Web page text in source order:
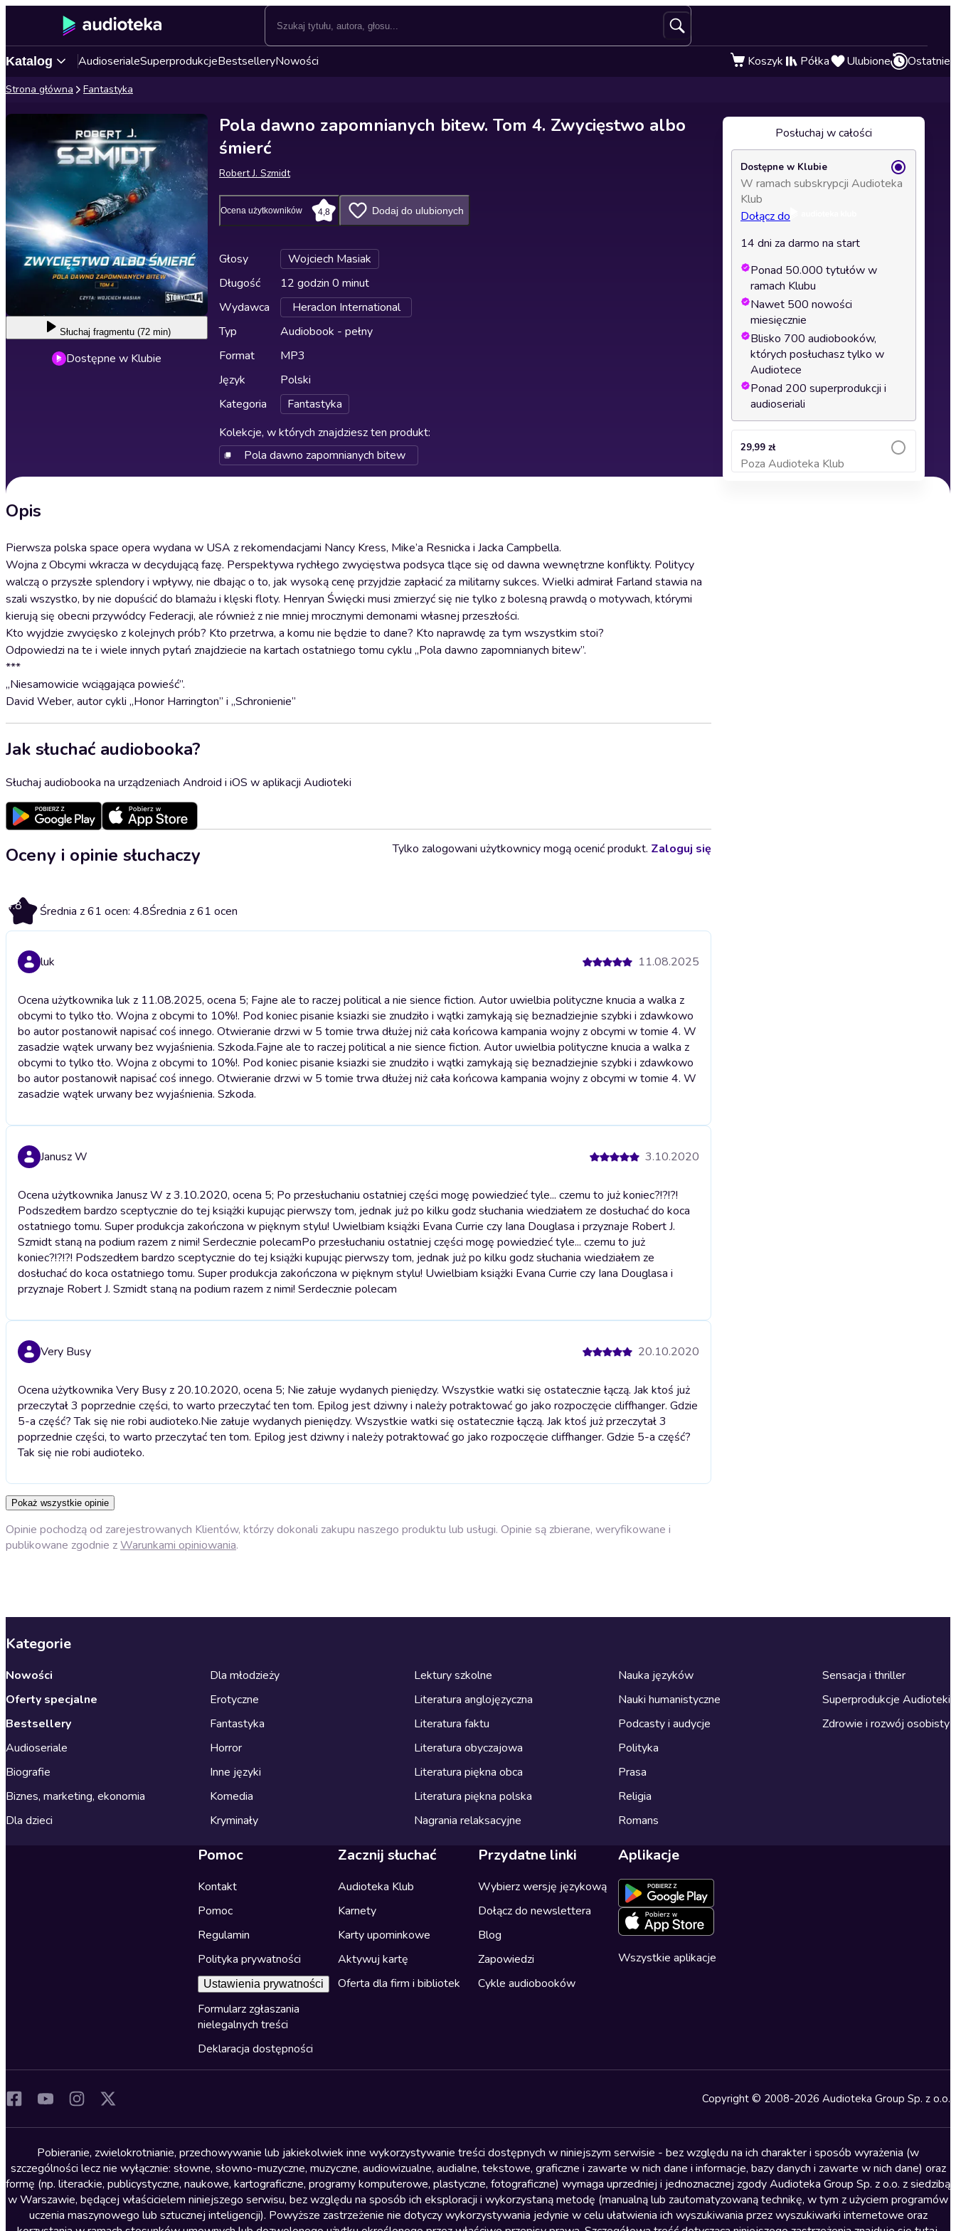
Katalog AudioserialeSuperprodukcjeBestselleryNowości Koszyk Półka Ulubione Ostatnie
Strona główna Fantastyka
Słuchaj fragmentu (72 min)
Dostępne w Klubie
Pola dawno zapomnianych bitew. Tom 4. Zwycięstwo albo
śmierć
Robert J. Szmidt
Ocena użytkowników 4,8 Dodaj do ulubionych
Głosy
Wojciech Masiak
Długość
12 godzin 0 minut
Wydawca
Heraclon International
Typ
Audiobook - pełny
Format
MP3
Język
Polski
Kategoria
Fantastyka
Kolekcje, w których znajdziesz ten produkt:
Pola dawno zapomnianych bitew
Opis
Pierwsza polska space opera wydana w USA z rekomendacjami Nancy Kress, Mike’a Resnicka i Jacka Campbella.
Wojna z Obcymi wkracza w decydującą fazę. Perspektywa rychłego zwycięstwa podsyca tlące się od dawna wewnętrzne konflikty. Politycy
walczą o przyszłe splendory i wpływy, nie dbając o to, jak wysoką cenę przyjdzie zapłacić za militarny sukces. Wielki admirał Farland stawia na
szali wszystko, by nie dopuścić do blamażu i klęski floty. Henryan Święcki musi zmierzyć się nie tylko z bolesną prawdą o motywach, którymi
kierują się obecni przywódcy Federacji, ale również z nie mniej mrocznymi demonami własnej przeszłości.
Kto wyjdzie zwycięsko z kolejnych prób? Kto przetrwa, a komu nie będzie to dane? Kto naprawdę za tym wszystkim stoi?
Odpowiedzi na te i wiele innych pytań znajdziecie na kartach ostatniego tomu cyklu „Pola dawno zapomnianych bitew”.
***
„Niesamowicie wciągająca powieść”.
David Weber, autor cykli „Honor Harrington” i „Schronienie”
Jak słuchać audiobooka?
Słuchaj audiobooka na urządzeniach Android i iOS w aplikacji Audioteki
Oceny i opinie słuchaczy
4.8 Średnia z 61 ocen: 4.8Średnia z 61 ocen
Tylko zalogowani użytkownicy mogą ocenić produkt. Zaloguj się
luk 11.08.2025
Ocena użytkownika luk z 11.08.2025, ocena 5; Fajne ale to raczej political a nie sience fiction. Autor uwielbia polityczne knucia a walka z
obcymi to tylko tło. Wojna z obcymi to 10%!. Pod koniec pisanie ksiazki sie znudziło i wątki zamykają się beznadziejnie szybki i zdawkowo
bo autor postanowił napisać coś innego. Otwieranie drzwi w 5 tomie trwa dłużej niż cała końcowa kampania wojny z obcymi w tomie 4. W
zasadzie wątek urwany bez wyjaśnienia. Szkoda.Fajne ale to raczej political a nie sience fiction. Autor uwielbia polityczne knucia a walka z
obcymi to tylko tło. Wojna z obcymi to 10%!. Pod koniec pisanie ksiazki sie znudziło i wątki zamykają się beznadziejnie szybki i zdawkowo
bo autor postanowił napisać coś innego. Otwieranie drzwi w 5 tomie trwa dłużej niż cała końcowa kampania wojny z obcymi w tomie 4. W
zasadzie wątek urwany bez wyjaśnienia. Szkoda.
Janusz W 3.10.2020
Ocena użytkownika Janusz W z 3.10.2020, ocena 5; Po przesłuchaniu ostatniej części mogę powiedzieć tyle... czemu to już koniec?!?!?!
Podszedłem bardzo sceptycznie do tej książki kupując pierwszy tom, jednak już po kilku godz słuchania wiedziałem ze dosłuchać do koca
ostatniego tomu. Super produkcja zakończona w pięknym stylu! Uwielbiam książki Evana Currie czy Iana Douglasa i przyznaje Robert J.
Szmidt staną na podium razem z nimi! Serdecznie polecamPo przesłuchaniu ostatniej części mogę powiedzieć tyle... czemu to już
koniec?!?!?! Podszedłem bardzo sceptycznie do tej książki kupując pierwszy tom, jednak już po kilku godz słuchania wiedziałem ze
dosłuchać do koca ostatniego tomu. Super produkcja zakończona w pięknym stylu! Uwielbiam książki Evana Currie czy Iana Douglasa i
przyznaje Robert J. Szmidt staną na podium razem z nimi! Serdecznie polecam
Very Busy 20.10.2020
Ocena użytkownika Very Busy z 20.10.2020, ocena 5; Nie załuje wydanych pieniędzy. Wszystkie watki się ostatecznie łączą. Jak ktoś już
przeczytał 3 poprzednie części, to warto przeczytać ten tom. Epilog jest dziwny i należy potraktować go jako rozpoczęcie cliffhanger. Gdzie
5-a część? Tak się nie robi audioteko.Nie załuje wydanych pieniędzy. Wszystkie watki się ostatecznie łączą. Jak ktoś już przeczytał 3
poprzednie części, to warto przeczytać ten tom. Epilog jest dziwny i należy potraktować go jako rozpoczęcie cliffhanger. Gdzie 5-a część?
Tak się nie robi audioteko.
Pokaż wszystkie opinie
Opinie pochodzą od zarejestrowanych Klientów, którzy dokonali zakupu naszego produktu lub usługi. Opinie są zbierane, weryfikowane i
publikowane zgodnie zWarunkami opiniowania.
Posłuchaj w całości
Dostępne w Klubie
W ramach subskrypcji Audioteka
Klub
Dołącz do
14 dni za darmo na start
Ponad 50.000 tytułów w
ramach Klubu
Nawet 500 nowości
miesięcznie
Blisko 700 audiobooków,
których posłuchasz tylko w
Audiotece
Ponad 200 superprodukcji i
audioseriali
29,99 zł
Poza Audioteka Klub
Dodaj do koszyka
Kategorie
Nowości
Oferty specjalne
Bestsellery
Audioseriale
Biografie
Biznes, marketing, ekonomia
Dla dzieci
Dla młodzieży
Erotyczne
Fantastyka
Horror
Inne języki
Komedia
Kryminały
Lektury szkolne
Literatura anglojęzyczna
Literatura faktu
Literatura obyczajowa
Literatura piękna obca
Literatura piękna polska
Nagrania relaksacyjne
Nauka języków
Nauki humanistyczne
Podcasty i audycje
Polityka
Prasa
Religia
Romans
Sensacja i thriller
Superprodukcje Audioteki
Zdrowie i rozwój osobisty
Pomoc
Kontakt
Pomoc
Regulamin
Polityka prywatności
Ustawienia prywatności
Formularz zgłaszania
nielegalnych treści
Deklaracja dostępności
Zacznij słuchać
Audioteka Klub
Karnety
Karty upominkowe
Aktywuj kartę
Oferta dla firm i bibliotek
Przydatne linki
Wybierz wersję językową
Dołącz do newslettera
Blog
Zapowiedzi
Cykle audiobooków
Aplikacje
Wszystkie aplikacje
Copyright © 2008-2026 Audioteka Group Sp. z o.o.
Pobieranie, zwielokrotnianie, przechowywanie lub jakiekolwiek inne wykorzystywanie treści dostępnych w niniejszym serwisie - bez względu na ich charakter i sposób wyrażenia (w
szczególności lecz nie wyłącznie: słowne, słowno-muzyczne, muzyczne, audiowizualne, audialne, tekstowe, graficzne i zawarte w nich dane i informacje, bazy danych i zawarte w nich dane) oraz
formę (np. literackie, publicystyczne, naukowe, kartograficzne, programy komputerowe, plastyczne, fotograficzne) wymaga uprzedniej i jednoznacznej zgody Audioteka Group Sp. z o.o. z siedzibą
w Warszawie, będącej właścicielem niniejszego serwisu, bez względu na sposób ich eksploracji i wykorzystaną metodę (manualną lub zautomatyzowaną technikę, w tym z użyciem programów
uczenia maszynowego lub sztucznej inteligencji). Powyższe zastrzeżenie nie dotyczy wykorzystywania jedynie w celu ułatwienia ich wyszukiwania przez wyszukiwarki internetowe oraz